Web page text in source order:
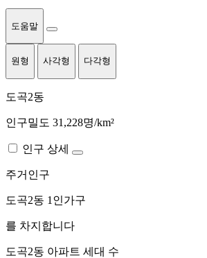
도움말
원형 사각형 다각형
도곡2동
인구밀도 31,228명/km²
인구 상세
주거인구
도곡2동 1인가구
를 차지합니다
도곡2동 아파트 세대 수